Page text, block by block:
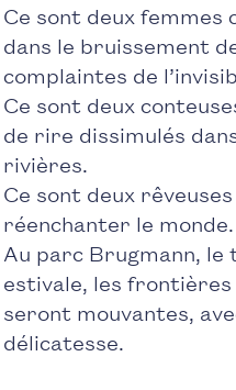
Ce sont deux femmes
dans le bruissement
complaintes de
Ce sont deux
de rire dissimulés
rivières.
Ce sont deux
réenchanter le monde.
Au parc Brugmann, le
estivale, les
seront mouvantes,
délicatesse.